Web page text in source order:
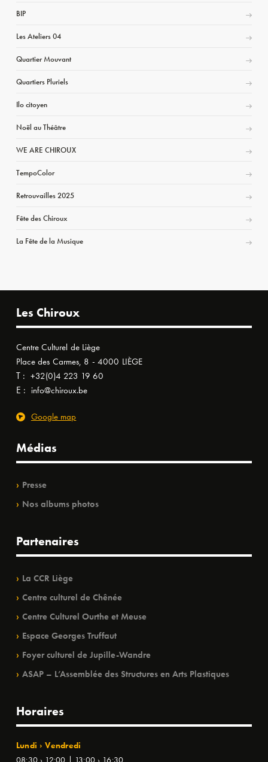
BIP
Les Ateliers 04
Quartier Mouvant
Quartiers Pluriels
Ilo citoyen
Noël au Théâtre
WE ARE CHIROUX
TempoColor
Retrouvailles 2025
Fête des Chiroux
La Fête de la Musique
Les Chiroux
Centre Culturel de Liège
Place des Carmes, 8 - 4000 LIÈGE
T : +32(0)4 223 19 60
E : info@chiroux.be
Google map
Médias
Presse
Nos albums photos
Partenaires
La CCR Liège
Centre culturel de Chênée
Centre Culturel Ourthe et Meuse
Espace Georges Truffaut
Foyer culturel de Jupille-Wandre
ASAP – L’Assemblée des Structures en Arts Plastiques
Horaires
Lundi › Vendredi
08:30 › 12:00 | 13:00 › 16:30